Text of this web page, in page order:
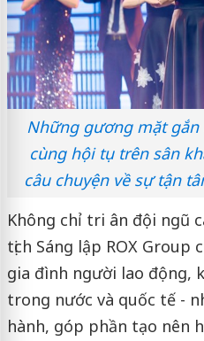
Những gương mặt gắn
cùng hội tụ trên sân
câu chuyện về sự tận
Không chỉ tri ân đội ngũ
tịch Sáng lập ROX
gia đình người lao động,
trong nước và quốc tế -
hành, góp phần tạo nên